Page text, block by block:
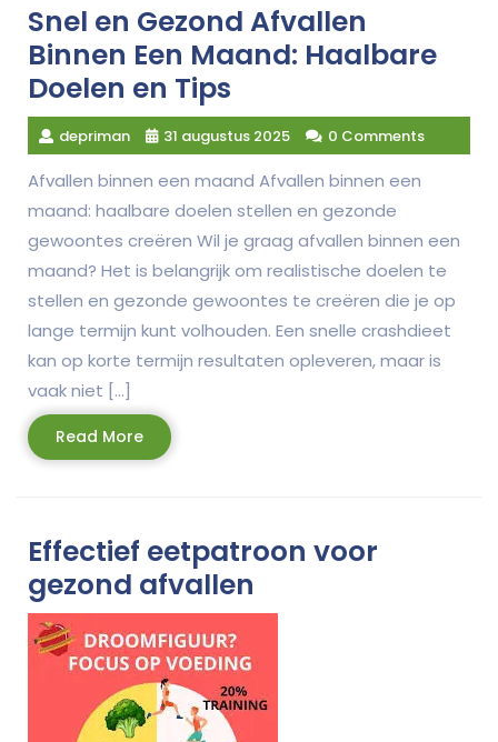
Snel en Gezond Afvallen
Binnen Een Maand: Haalbare
Doelen en Tips
depriman 31 augustus 2025 0 Comments
Afvallen binnen een maand Afvallen binnen een
maand: haalbare doelen stellen en gezonde
gewoontes creëren Wil je graag afvallen binnen een
maand? Het is belangrijk om realistische doelen te
stellen en gezonde gewoontes te creëren die je op
lange termijn kunt volhouden. Een snelle crashdieet
kan op korte termijn resultaten opleveren, maar is
vaak niet […]
Read MoreRead
More
Effectief eetpatroon voor
gezond afvallen